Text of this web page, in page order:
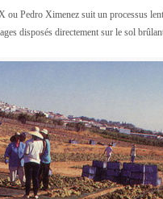
ou Pedro Ximenez suit un processus
disposés directement sur le sol